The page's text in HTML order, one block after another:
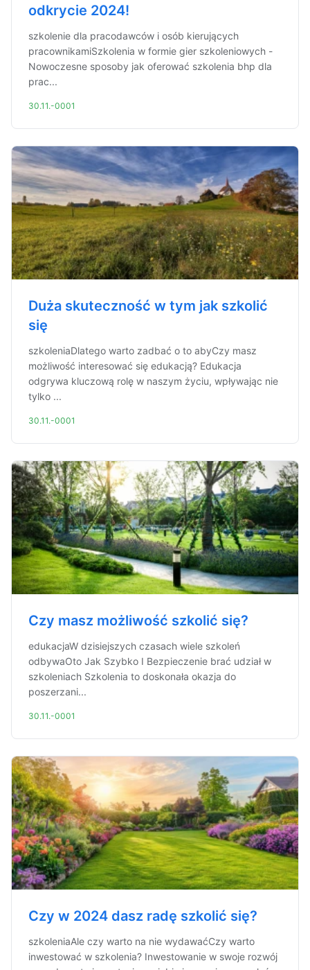
odkrycie 2024!
szkolenie dla pracodawców i osób kierujących
pracownikamiSzkolenia w formie gier szkoleniowych -
Nowoczesne sposoby jak oferować szkolenia bhp dla
prac...
30.11.-0001
Duża skuteczność w tym jak szkolić
się
szkoleniaDlatego warto zadbać o to abyCzy masz
możliwość interesować się edukacją? Edukacja
odgrywa kluczową rolę w naszym życiu, wpływając nie
tylko ...
30.11.-0001
Czy masz możliwość szkolić się?
edukacjaW dzisiejszych czasach wiele szkoleń
odbywaOto Jak Szybko I Bezpieczenie brać udział w
szkoleniach Szkolenia to doskonała okazja do
poszerzani...
30.11.-0001
Czy w 2024 dasz radę szkolić się?
szkoleniaAle czy warto na nie wydawaćCzy warto
inwestować w szkolenia? Inwestowanie w swoje rozwój